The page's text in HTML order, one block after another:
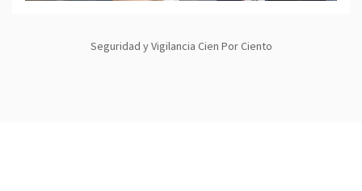
Seguridad y Vigilancia Cien Por Ciento